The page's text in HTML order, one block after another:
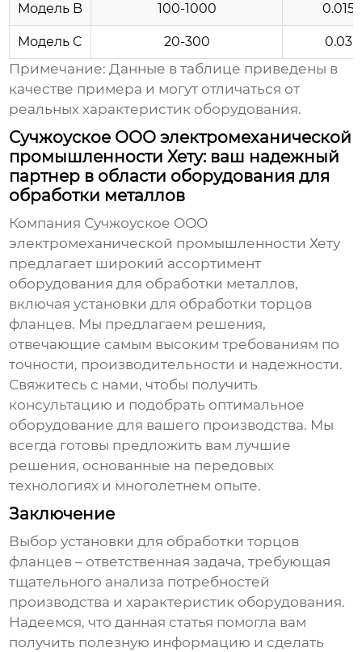
Модель B 100-1000 0.015
Модель C 20-300 0.03
Примечание: Данные в таблице приведены в
качестве примера и могут отличаться от
реальных характеристик оборудования.
Сучжоуское ООО электромеханической
промышленности Хету: ваш надежный
партнер в области оборудования для
обработки металлов
Компания Сучжоуское ООО
электромеханической промышленности Хету
предлагает широкий ассортимент
оборудования для обработки металлов,
включаяустановки для обработки торцов
фланцев. Мы предлагаем решения,
отвечающие самым высоким требованиям по
точности, производительности и надежности.
Свяжитесь с нами, чтобы получить
консультацию и подобрать оптимальное
оборудование для вашего производства. Мы
всегда готовы предложить вам лучшие
решения, основанные на передовых
технологиях и многолетнем опыте.
Заключение
Выборустановки для обработки торцов
фланцев – ответственная задача, требующая
тщательного анализа потребностей
производства и характеристик оборудования.
Надеемся, что данная статья помогла вам
получить полезную информацию и сделать